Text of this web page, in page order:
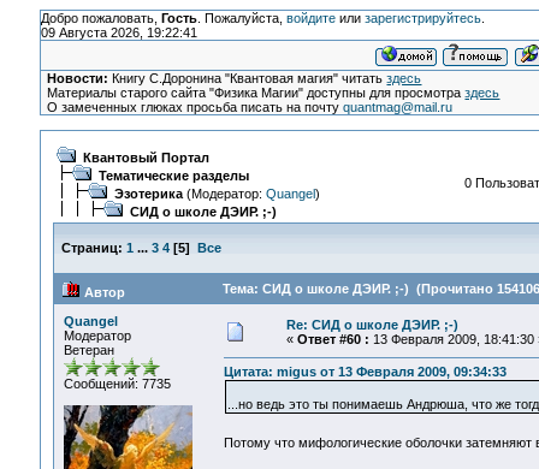
Добро пожаловать, Гость. Пожалуйста, войдитеили зарегистрируйтесь.
09 Августа 2026, 19:22:41
Новости: Книгу С.Доронина "Квантовая магия" читатьздесь
Материалы старого сайта "Физика Магии" доступны для просмотраздесь
О замеченных глюках просьба писать на почтуquantmag@mail.ru
Квантовый Портал
Тематические разделы
Эзотерика(Модератор: Quangel)
СИД о школе ДЭИР. ;-)
0
Страниц: 1 ... 3 4[5] Все
Автор Тема: СИД о школе ДЭИР. ;-) (Прочитано
Quangel
Модератор
Ветеран
Сообщений: 7735
Re: СИД о школе ДЭИР. ;-)
« Ответ #60 : 13 Февраля 2009, 18:41:30
Цитата: migus от 13 Февраля 2009, 09:34:33
...но ведь это ты понимаешь Андрюша, что же
Потому что мифологические оболочки